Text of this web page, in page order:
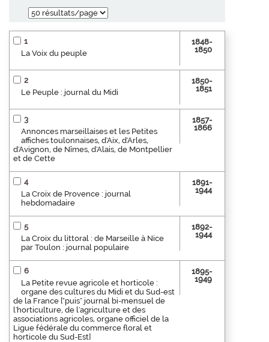
1
La Voix du peuple
1848-
1850
2
Le Peuple : journal du Midi
1850-
1851
3
Annonces marseillaises et les Petites
affiches toulonnaises, d'Aix, d'Arles,
d'Avignon, de Nîmes, d'Alais, de Montpellier
et de Cette
1857-
1866
4
La Croix de Provence : journal
hebdomadaire
1891-
1944
5
La Croix du littoral : de Marseille à Nice
par Toulon : journal populaire
1892-
1944
6
La Petite revue agricole et horticole :
organe des cultures du Midi et du Sud-est
de la France ["puis" journal bi-mensuel de
l'horticulture, de l'agriculture et des
associations agricoles, organe officiel de la
Ligue fédérale du commerce floral et
horticole du Sud-Est]
1895-
1949